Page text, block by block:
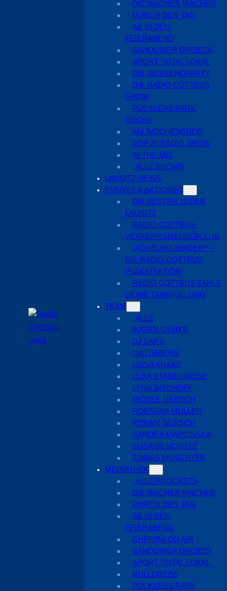
DIE WACHER MACHER
DURCH DEN TAG
AB IN DEN
FEIERABEND
SANDOWER DREIECK
SPORT TOTAL LOKAL
DIE WEEKENDPARTY
DIE RADIO COTTBUS
SHOW
PÜCKLERS PARK
KÜCHE
AM WOCHENENDE
TOP 20 RADIO SHOW
IN THE MIX
ALLE SHOWS
LAUSITZ-NEWS
EVENTS & AKTIONEN
DIE BESTEN 10 DER
LAUSITZ
RADIO COTTBUS-
VERKEHRSMELDERCLUB
„ACHTUNG KINDER!“ –
DIE RADIO COTTBUS
PLAKATAKTION
RADIO COTTBUS ZAHLT
DEINE TANKFÜLLUNG
TEAM
ALLE
BJÖRN DYMKE
DJ LARS
LIA LIMBERG
LUISA KRAKE
LUKA STADELMEIER
LYNN BISCHOFF
NICOLE LIERSCH
ROKSANA MÜLLER
RONNY GERSCH
SANDRA MARCINSKA
SUSANN SCHÜTZ
TOBIAS MUSCHTER
MEDIATHEK
ALLE PODCASTS
DIE WACHER MACHER
DURCH DEN TAG
AB IN DEN
FEIERABEND
CHEF(IN) ON AIR
SANDOWER DREIECK
SPORT TOTAL LOKAL
NULLDREI55
PÜCKLERS PARK